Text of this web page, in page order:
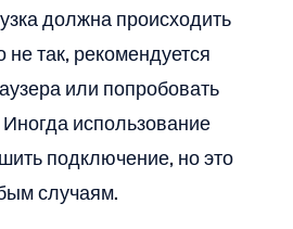
должна происходить
не так, рекомендуется
или попробовать
использование
подключение, но это
случаям.